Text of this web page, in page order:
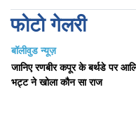
फोटो गेलरी
बॉलीवुड न्यूज़
जानिए रणबीर कपूर के बर्थडे पर
भट्ट ने खोला कौन सा राज